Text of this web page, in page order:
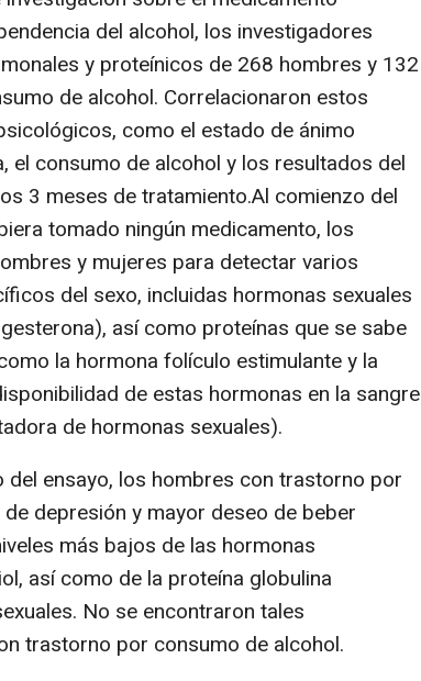
del alcohol, los investigadores
y proteínicos de 268 hombres y 132
de alcohol. Correlacionaron estos
como el estado de ánimo
el consumo de alcohol y los resultados del
3 meses de tratamiento.Al comienzo del
tomado ningún medicamento, los
y mujeres para detectar varios
del sexo, incluidas hormonas sexuales
así como proteínas que se sabe
la hormona folículo estimulante y la
de estas hormonas en la sangre
de hormonas sexuales).
del ensayo, los hombres con trastorno por
depresión y mayor deseo de beber
más bajos de las hormonas
así como de la proteína globulina
No se encontraron tales
trastorno por consumo de alcohol.